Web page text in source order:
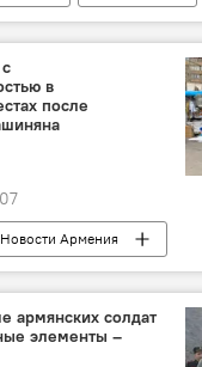
в
после
Новости Армения
армянских солдат
элементы –